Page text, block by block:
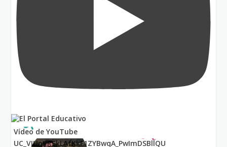
Vídeo de YouTube
UC_VIUnVRSkLAfKkF1ZYBwqA_PwImDSBllQU